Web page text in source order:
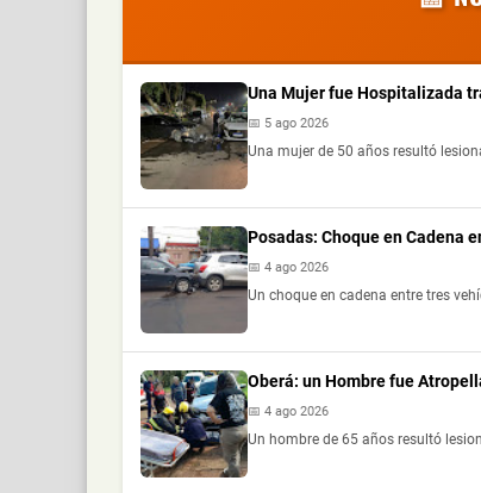
Una Mujer fue Hospitalizada
📅 5 ago 2026
Una mujer de 50 años resultó
Posadas: Choque en Cadena
📅 4 ago 2026
Un choque en cadena entre tres
Oberá: un Hombre fue
📅 4 ago 2026
Un hombre de 65 años resultó